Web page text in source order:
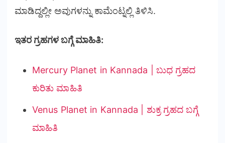
ಮಾಡಿದ್ದಲ್ಲೀ ಅವುಗಳನ್ನು ಕಾಮೆಂಟ್ನಲ್ಲಿ ತಿಳಿಸಿ.
ಇತರ ಗ್ರಹಗಳ ಬಗ್ಗೆ ಮಾಹಿತಿ:
Mercury Planet in Kannada | ಬುಧ ಗ್ರಹದ
ಕುರಿತು ಮಾಹಿತಿ
Venus Planet in Kannada | ಶುಕ್ರ ಗ್ರಹದ ಬಗ್ಗೆ
ಮಾಹಿತಿ